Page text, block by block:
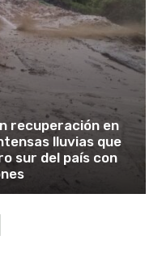
recuperación en
lluvias que
sur del país con